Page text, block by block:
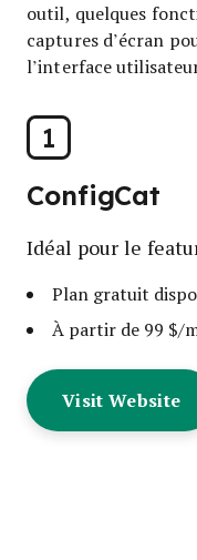
outil, quelques
captures d’écran
l’interface
1
ConfigCat
Idéal pour le
Plan gratuit
À partir de 99 $/
Visit Website